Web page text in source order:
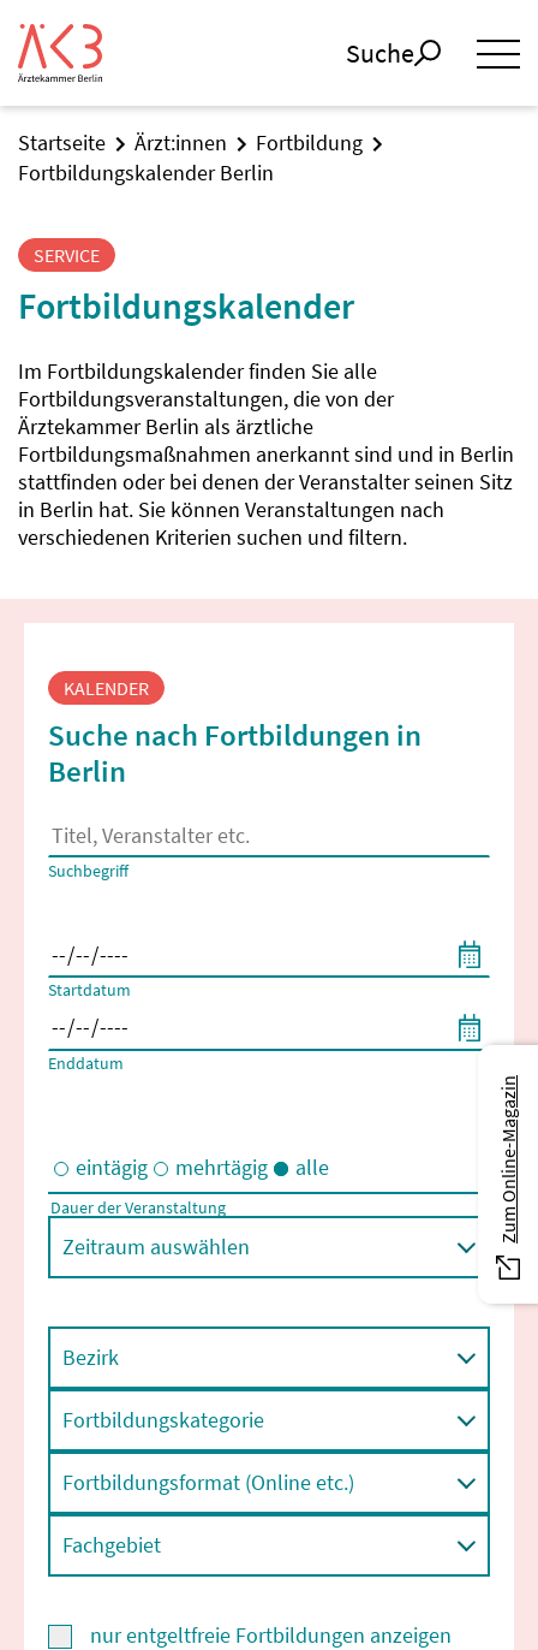
Suche
Startseite Ärzt:innen
Fortbildung
Fortbildungskalender Berlin
SERVICE
Fortbildungskalender
Im Fortbildungskalender finden Sie alle
Fortbildungsveranstaltungen, die von der
Ärztekammer Berlin als ärztliche
Fortbildungsmaßnahmen anerkannt sind und in Berlin
stattfinden oder bei denen der Veranstalter seinen Sitz
in Berlin hat. Sie können Veranstaltungen nach
verschiedenen Kriterien suchen und filtern.
Fortbildungssuche
KALENDER
Suche nach Fortbildungen in
Berlin
Es erscheinen Suchvorschläge, wenn mindestens 2 Zeichen
Suchbegriff
Startdatum
Enddatum
Eintägige und/oder mehrtägige Veranstaltungen
eintägig mehrtägig alle
Dauer der Veranstaltung
Zeitraum auswählen
Bezirk
Fortbildungskategorie
Fortbildungsformat (Online etc.)
Fachgebiet
nur entgeltfreie Fortbildungen anzeigen
Zum Online-Magazin